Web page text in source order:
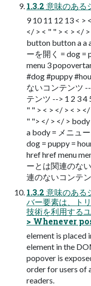
1.3.2 意味のある
9 10 11 12 13 < >
</ > < " " > < > </
button button a a
ーを開く = dog =
menu 3
#dog #puppy
ないコンテンツ
テンツ --> 1 2 3 4
" " > < > </ > < >
" "> </ > </ >
a body = メニュ
dog = puppy =
href href menu
ーとは関連のな
連のないコンテ
1.3.2 意味のある
バー要素は、ト
技術を利用する
> Whenever
element is
element in the
popover is
order for users of
readers.